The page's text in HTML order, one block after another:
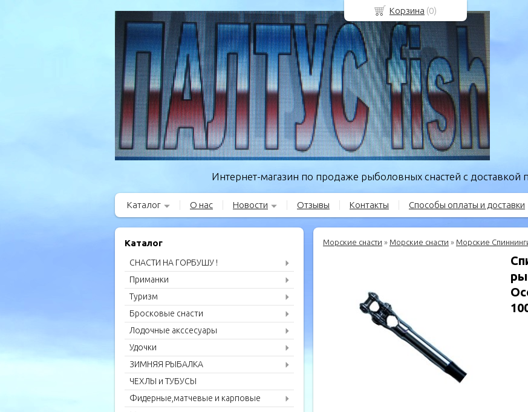
Интернет-магазин по продаже рыболовных снастей с доставкой
Каталог О нас Новости Отзывы Контакты Способы оплаты и доставки
Каталог
СНАСТИ НА ГОРБУШУ !
Приманки
Туризм
Бросковые снасти
Лодочные акссесуары
Удочки
ЗИМНЯЯ РЫБАЛКА
ЧЕХЛЫ и ТУБУСЫ
Фидерные,матчевые и карповые
удилища
Морские снасти » Морские снасти » Морские
Корзина (0)